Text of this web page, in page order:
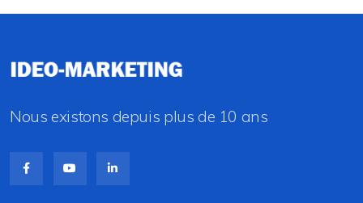
Nous existons depuis plus de 10 ans